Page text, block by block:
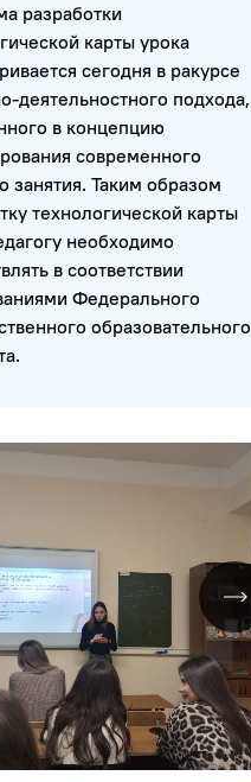
разработки
карты урока
сегодня в ракурсе
деятельностного подхода,
в концепцию
современного
занятия. Таким образом
технологической карты
необходимо
в соответствии
Федерального
образовательного